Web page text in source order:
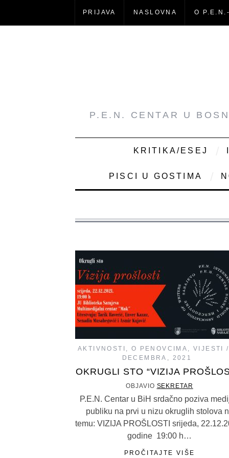
PRIJAVA NASLOVNA O
P.E.N. CENTAR U
KRITIKA/ESEJ
PISCI U GOSTIMA
AKTIVNOSTI , O PENOVCIMA , VIJESTI
DECEMBRA, 2021
OKRUGLI STO “VIZIJA
OBJAVIO SEKRETAR
P.E.N. Centar u BiH srdačno poziva
publiku na prvi u nizu okruglih stolova
temu: VIZIJA PROŠLOSTI srijeda,
godine 19:00 h…
PROČITAJTE VIŠE